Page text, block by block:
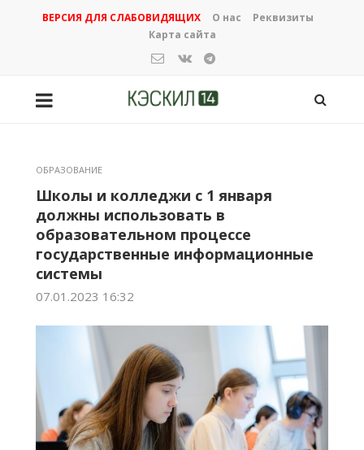
ВЕРСИЯ ДЛЯ СЛАБОВИДЯЩИХ О нас
Реквизиты
Карта сайта
ОБРАЗОВАНИЕ
Школы и колледжи с 1 января
должны использовать в
образовательном процессе
государственные информационные
системы
07.01.2023 16:32